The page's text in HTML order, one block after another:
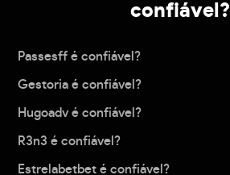
confiável?
Passesff é confiável?
Gestoria é confiável?
Hugoadv é confiável?
R3n3 é confiável?
Estrelabetbet é confiável?